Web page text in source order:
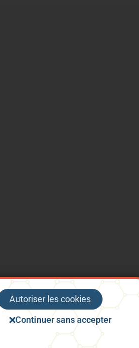
Politique de confidentialité
Autoriser les cookies
Continuer sans accepter